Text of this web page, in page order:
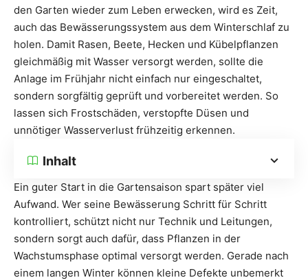
den Garten wieder zum Leben erwecken, wird es Zeit,
auch das Bewässerungssystem aus dem Winterschlaf zu
holen. Damit Rasen, Beete, Hecken und Kübelpflanzen
gleichmäßig mit Wasser versorgt werden, sollte die
Anlage im Frühjahr nicht einfach nur eingeschaltet,
sondern sorgfältig geprüft und vorbereitet werden. So
lassen sich Frostschäden, verstopfte Düsen und
unnötiger Wasserverlust frühzeitig erkennen.
Inhalt
Ein guter Start in die Gartensaison spart später viel
Aufwand. Wer seine Bewässerung Schritt für Schritt
kontrolliert, schützt nicht nur Technik und Leitungen,
sondern sorgt auch dafür, dass Pflanzen in der
Wachstumsphase optimal versorgt werden. Gerade nach
einem langen Winter können kleine Defekte unbemerkt